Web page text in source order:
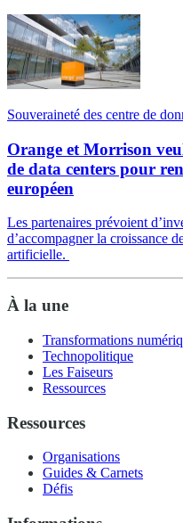
Souveraineté des centre de
Orange et Morrison
de data centers pour
européen
Les partenaires prévoient
d’accompagner la croissance
artificielle.
À la une
Transformations
Technopolitique
Les Faiseurs
Ressources
Ressources
Organisations
Guides & Carnets
Défis